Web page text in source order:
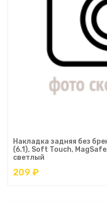
Накладка задняя без
(6.1), Soft Touch,
светлый
209 ₽